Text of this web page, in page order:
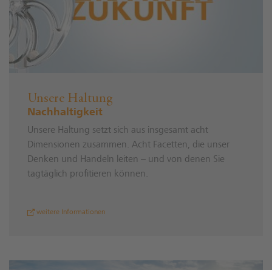
Unsere Haltung
Nachhaltigkeit
Unsere Haltung setzt sich aus insgesamt acht
Dimensionen zusammen. Acht Facetten, die unser
Denken und Handeln leiten – und von denen Sie
tagtäglich profitieren können.
weitere Informationen